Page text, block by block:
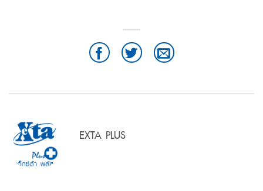
EXTA PLUS